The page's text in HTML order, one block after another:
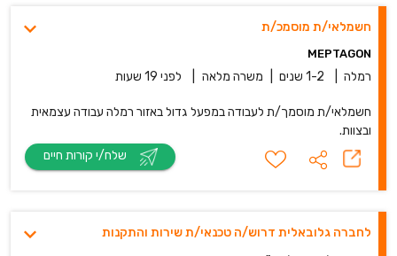
חשמלאי/ת מוסמכ/ת
MEPTAGON
רמלה 1-2 שנים משרה מלאה לפני 19 שעות
חשמלאי/ת מוסמך/ת לעבודה במפעל גדול באזור רמלה עבודה עצמאית
ובצוות.
לחברה גלובאלית דרוש/ה טכנאי/ת שירות והתקנות